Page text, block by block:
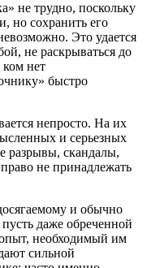
не трудно, поскольку
но сохранить его
Это удается
не раскрываться до
ком нет
быстро
непросто. На их
и серьезных
разрывы, скандалы,
не принадлежать
и обычно
даже обреченной
необходимый им
сильной